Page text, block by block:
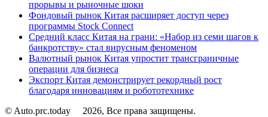
прорывы и рыночные шоки
Фондовый рынок Китая расширяет доступ через
программы Stock Connect
Средний класс Китая на грани: «Набор из семи шагов к
банкротству» стал вирусным феноменом
Валютный рынок Китая упростит трансграничные
операции для бизнеса
Экспорт Китая демонстрирует рекордный рост
благодаря инновациям и робототехнике
© Auto.prc.today
2026, Все права защищены.